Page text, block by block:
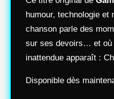
humour, technologie et
chanson parle des
sur ses devoirs… et où
inattendue apparaît :
Disponible dès